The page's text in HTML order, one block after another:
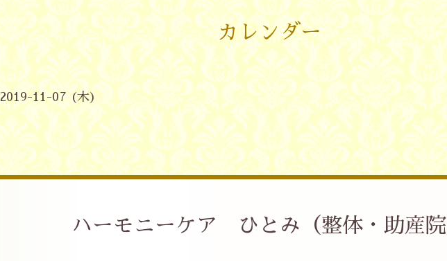
カレンダー
2019-11-07 (木)
ハーモニーケア ひとみ（整体・助産院